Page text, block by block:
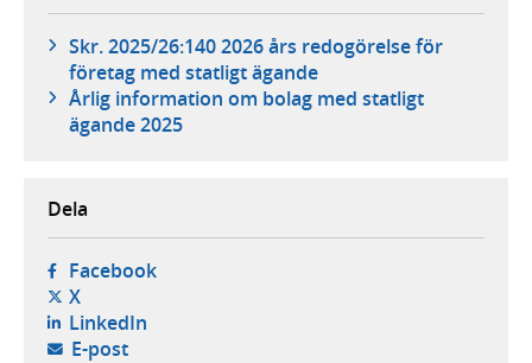
Skr. 2025/26:140 2026 års redogörelse för
företag med statligt ägande
Årlig information om bolag med statligt
ägande 2025
Dela
Facebook- öppnas i ny flik, extern webbplats,
X- öppnas i ny flik, extern webbplats,
LinkedIn- öppnas i ny flik, extern webbplats,
E-post- öppnar din e-postklient,